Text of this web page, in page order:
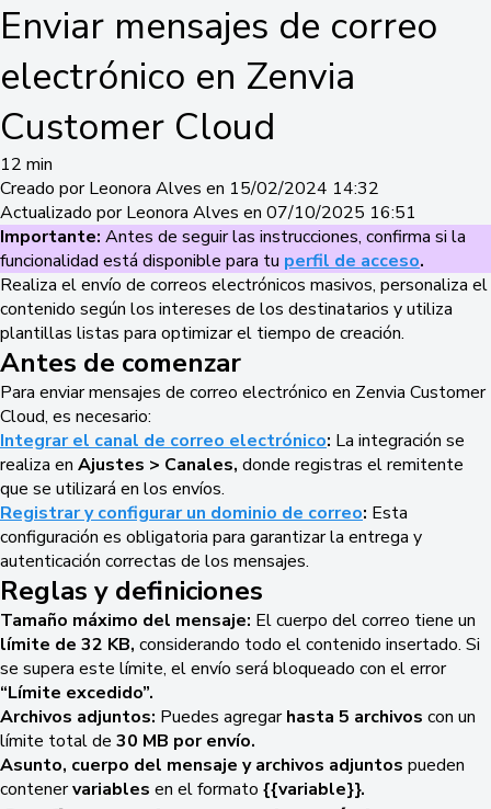
Enviar mensajes de correo
electrónico en Zenvia
Customer Cloud
12 min
Creado por Leonora Alves en 15/02/2024 14:32
Actualizado por Leonora Alves en 07/10/2025 16:51
Importante: Antes de seguir las instrucciones, confirma si la
funcionalidad está disponible para tu perfil de acceso.
Realiza el envío de correos electrónicos masivos, personaliza el
contenido según los intereses de los destinatarios y utiliza
plantillas listas para optimizar el tiempo de creación.
Antes de comenzar
Para enviar mensajes de correo electrónico en Zenvia Customer
Cloud, es necesario:
Integrar el canal de correo electrónico: La integración se
realiza en Ajustes > Canales, donde registras el remitente
que se utilizará en los envíos.
Registrar y configurar un dominio de correo: Esta
configuración es obligatoria para garantizar la entrega y
autenticación correctas de los mensajes.
Reglas y definiciones
Tamaño máximo del mensaje: El cuerpo del correo tiene un
límite de 32 KB, considerando todo el contenido insertado. Si
se supera este límite, el envío será bloqueado con el error
“Límite excedido”.
Archivos adjuntos: Puedes agregarhasta 5 archivos con un
límite total de 30 MB por envío.
Asunto, cuerpo del mensaje y archivos adjuntos pueden
contenervariables en el formato {{variable}}.